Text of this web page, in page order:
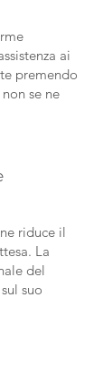
ai
premendo
se ne
riduce il
La
del
suo